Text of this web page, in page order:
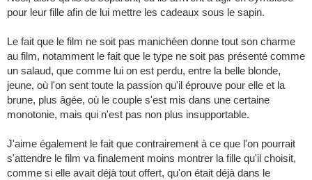
pour leur fille afin de lui mettre les cadeaux sous le sapin.
Le fait que le film ne soit pas manichéen donne tout son charme
au film, notamment le fait que le type ne soit pas présenté comme
un salaud, que comme lui on est perdu, entre la belle blonde,
jeune, où l'on sent toute la passion qu'il éprouve pour elle et la
brune, plus âgée, où le couple s'est mis dans une certaine
monotonie, mais qui n'est pas non plus insupportable.
J'aime également le fait que contrairement à ce que l'on pourrait
s'attendre le film va finalement moins montrer la fille qu'il choisit,
comme si elle avait déjà tout offert, qu'on était déjà dans le